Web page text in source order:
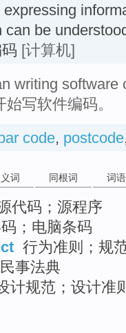
expressing
can be
[计算机]
writing software
写软件编码。
code, postcode
词 同根词 词
代码；源程序
；电脑条码
行为准则；规
事法典
计规范；设计准